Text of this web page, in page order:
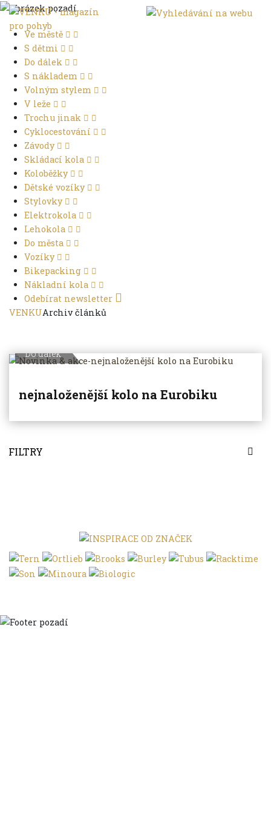
Ve městě
S dětmi
Do dálek
S nákladem
Volným stylem
V leže
Trochu jinak
Cyklocestování
Závody
Skládací kola
Koloběžky
Dětské vozíky
Stylovky
Elektrokola
Lehokola
Do města
Vozíky
Bikepacking
Nákladní kola
Odebírat newsletter
VENKUArchiv článků
FILTRY
Do dálek
nejnaloženější kolo na Eurobiku